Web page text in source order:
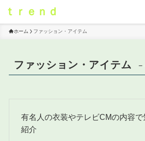
ｔｒｅｎｄ
ホーム ファッション・アイテム
ファッション・アイテム –
有名人の衣装やテレビCMの内容
紹介